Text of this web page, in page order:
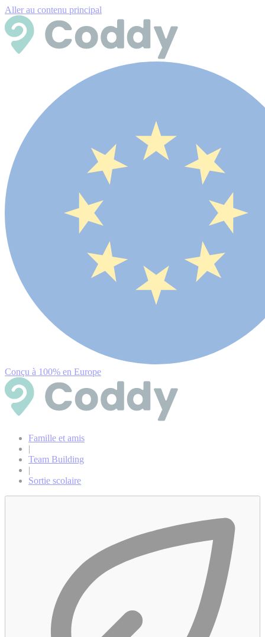
Aller au contenu principal
Conçu à 100% en Europe
Famille et amis
|
Team Building
|
Sortie scolaire